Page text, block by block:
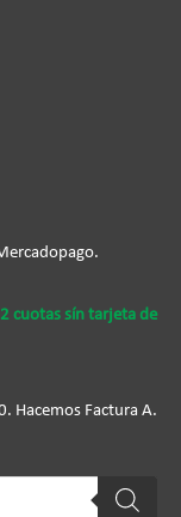
cuotas sín tarjeta de
Hacemos Factura A.